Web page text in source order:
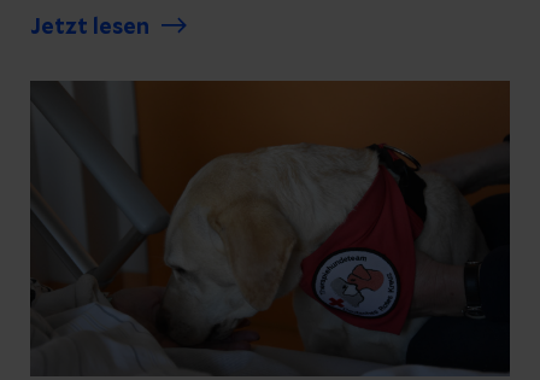
14:00 Uhr lädt das Team im Eingangsbereich
Neben dem klinikeigenen
vom Netzwerk der
Transplantationsbeauftragten (Region Nord)
sind Experten der Deutschen Stiftung
Organtransplantation (DSO) sowie der
Deutschen Gesellschaft für
Gewebetransplantation (DGFG) vor Ort, um
fachliche Fragen transparent zu beantworten.
Jetzt lesen